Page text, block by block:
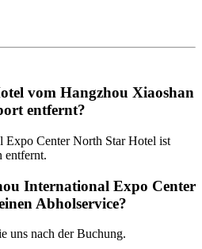
vom Hangzhou Xiaoshan
entfernt?
Expo Center North Star Hotel ist
entfernt.
International Expo Center
Abholservice?
uns nach der Buchung.